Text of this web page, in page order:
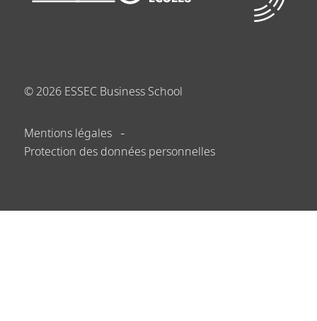
© 2026 ESSEC Business School
Mentions légales
Protection des données personnelles